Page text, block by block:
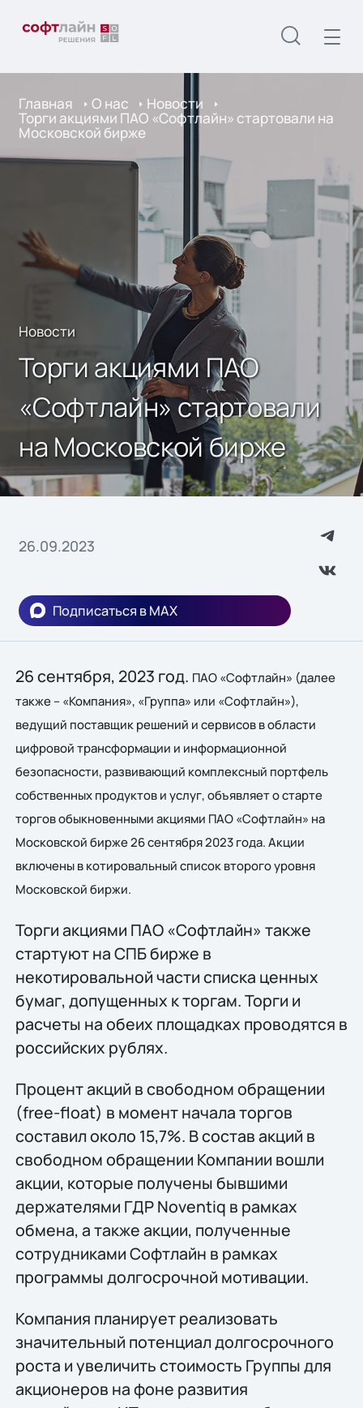
Главная О нас Новости
Торги акциями ПАО «Софтлайн» стартовали на
Московской бирже
Новости
Торги акциями ПАО
«Софтлайн» стартовали
на Московской бирже
26.09.2023
Подписаться в MAX
26 сентября, 2023 год. ПАО «Софтлайн» (далее
также – «Компания», «Группа» или «Софтлайн»),
ведущий поставщик решений и сервисов в области
цифровой трансформации и информационной
безопасности, развивающий комплексный портфель
собственных продуктов и услуг, объявляет о старте
торгов обыкновенными акциями ПАО «Софтлайн» на
Московской бирже 26 сентября 2023 года. Акции
включены в котировальный список второго уровня
Московской биржи.
Торги акциями ПАО «Софтлайн» также
стартуют на СПБ бирже в
некотировальной части списка ценных
бумаг, допущенных к торгам. Торги и
расчеты на обеих площадках проводятся в
российских рублях.
Процент акций в свободном обращении
(free-float) в момент начала торгов
составил около 15,7%. В состав акций в
свободном обращении Компании вошли
акции, которые получены бывшими
держателями ГДР Noventiq в рамках
обмена, а также акции, полученные
сотрудниками Софтлайн в рамках
программы долгосрочной мотивации.
Компания планирует реализовать
значительный потенциал долгосрочного
роста и увеличить стоимость Группы для
акционеров на фоне развития